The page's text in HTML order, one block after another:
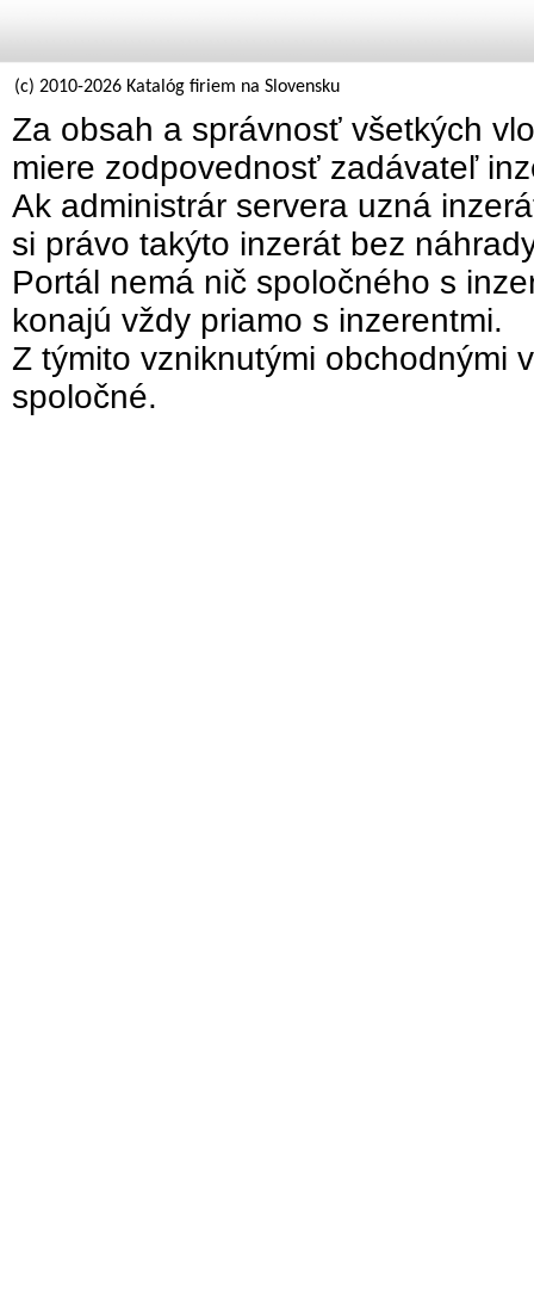
(c) 2010-2026 Katalóg firiem na Slovensku
Za obsah a správnosť všetkých
miere zodpovednosť zadávateľ
Ak administrár servera uzná
si právo takýto inzerát bez
Portál nemá nič spoločného s
konajú vždy priamo s inzerentmi.
Z týmito vzniknutými obchodnými
spoločné.